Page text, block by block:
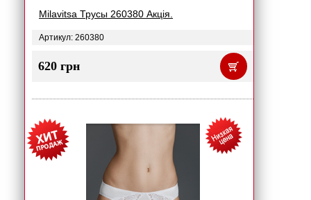
Milavitsa Трусы 260380 Акція.
Артикул: 260380
620 грн